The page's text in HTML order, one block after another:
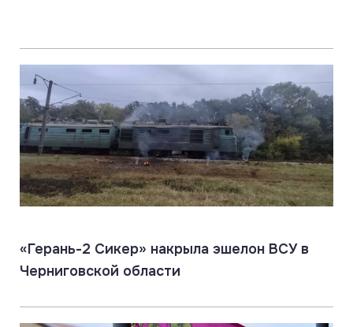
«Герань-2 Сикер» накрыла эшелон ВСУ в
Черниговской области